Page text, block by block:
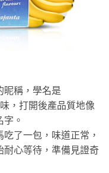
昵稱，學名是
，打開後產品質地像
。
了一包，味道正常，
耐心等待，準備見證奇